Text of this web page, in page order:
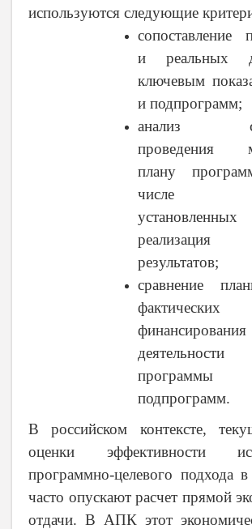
используются следующие
сопоставление
и реальных
ключевым
и подпрограмм;
анализ
проведения
плану
числе
реализация
результатов;
сравнение
финансирования
подпрограмм.
В российском контексте,
оценки эффективности
программно-целевого подхода в
часто опускают расчет прямой
отдачи. В АПК этот